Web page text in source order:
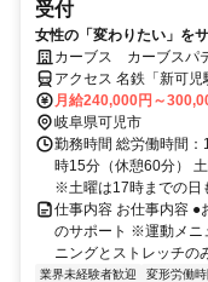
受付
女性の「変わりたい」を
ルOK※規定内
カーブス カーブスパ
アクセス 名鉄「新可
月給240,000円～
岐阜県可児市
勤務時間 総労働時間
時15分（休憩60分）
※土曜は17時までの日
仕事内容 お仕事内容 ●
のサポート ※運動メニ
ニングとストレッチの
業界未経験者歓迎 変形労働時